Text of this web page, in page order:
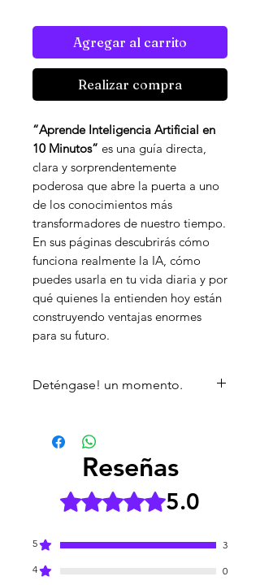
Agregar al carrito
Realizar compra
“Aprende Inteligencia Artificial en
10 Minutos” es una guía directa,
clara y sorprendentemente
poderosa que abre la puerta a uno
de los conocimientos más
transformadores de nuestro tiempo.
En sus páginas descubrirás cómo
funciona realmente la IA, cómo
puedes usarla en tu vida diaria y por
qué quienes la entienden hoy están
construyendo ventajas enormes
para su futuro.
Deténgase! un momento.
el mundo… y la mayoría todavía
no lo ha notado.
Mientras millones de personas
siguen viviendo exactamente
igual que ayer, otros están
capaz demultiplicar su
productividad, acelerar su
Reseñas
Obtuvo 5 de 5 estrellas.
5.0
5
3
4
0